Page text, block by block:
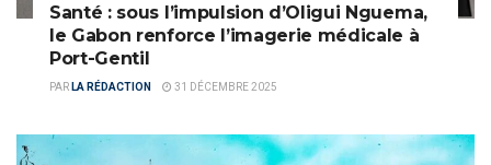
Santé : sous l’impulsion d’Oligui Nguema,
le Gabon renforce l’imagerie médicale à
Port-Gentil
PAR LA RÉDACTION 31 DÉCEMBRE 2025